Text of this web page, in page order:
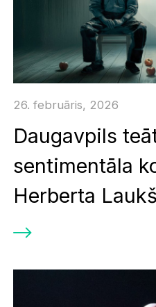
26. februāris, 2026
Daugavpils
sentimentāla
Herberta